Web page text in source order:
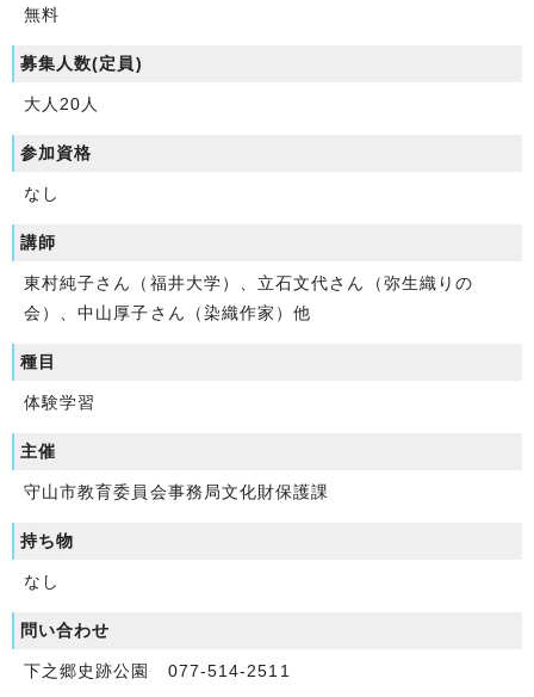
無料
募集人数(定員)
大人20人
参加資格
なし
講師
東村純子さん（福井大学）、立石文代さん（弥生織りの
会）、中山厚子さん（染織作家）他
種目
体験学習
主催
守山市教育委員会事務局文化財保護課
持ち物
なし
問い合わせ
下之郷史跡公園 077-514-2511